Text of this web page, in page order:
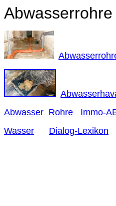
Abwasserrohre
Abwasser Rohre
Immo-
Wasser
Dialog-Lexikon